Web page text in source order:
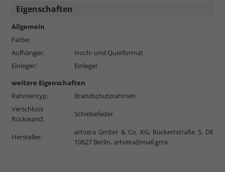
Eigenschaften
Allgemein
Farbe:
Aufhänger:
Hoch- und Querformat
Einleger:
Einleger
weitere Eigenschaften
Rahmentyp:
Brandschutzrahmen
Verschluss
Rückwand:
Schiebefeder
Hersteller:
artvera GmbH & Co. KG, Rückertstraße 5, DE
10627 Berlin,artvera@mail.gmx